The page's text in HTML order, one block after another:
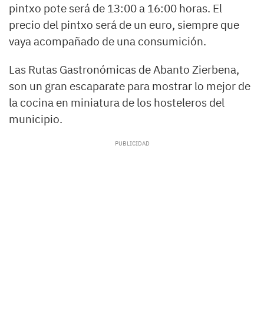
pintxo pote será de 13:00 a 16:00 horas. El
precio del pintxo será de un euro, siempre que
vaya acompañado de una consumición.
Las Rutas Gastronómicas de Abanto Zierbena,
son un gran escaparate para mostrar lo mejor de
la cocina en miniatura de los hosteleros del
municipio.